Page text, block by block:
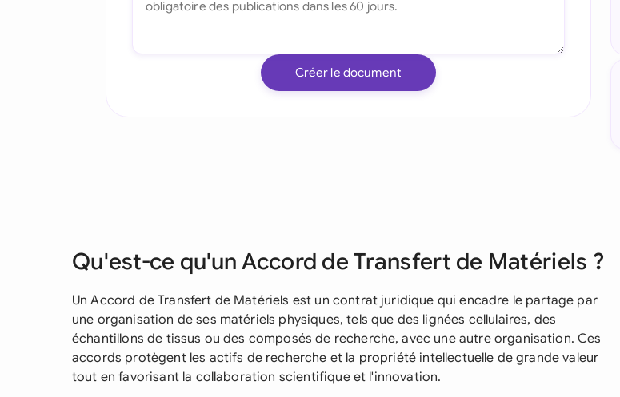
Créer le document
Qu'est-ce qu'un Accord de Transfert de Matériels ?
Un Accord de Transfert de Matériels est un contrat juridique qui encadre le partage par
une organisation de ses matériels physiques, tels que des lignées cellulaires, des
échantillons de tissus ou des composés de recherche, avec une autre organisation. Ces
accords protègent les actifs de recherche et la propriété intellectuelle de grande valeur
tout en favorisant la collaboration scientifique et l'innovation.